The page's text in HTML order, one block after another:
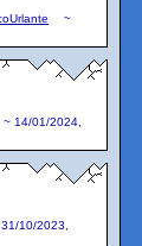
~
~ 14/01/2024,
31/10/2023,